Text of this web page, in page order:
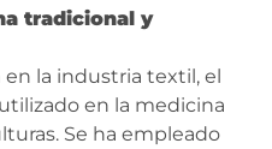
tradicional y
la industria textil, el
en la medicina
Se ha empleado